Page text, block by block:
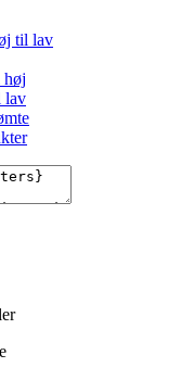
til lav
høj
lav